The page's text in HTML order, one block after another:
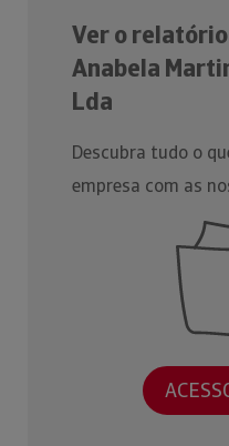
Ver o
Anabela
Lda
Descubra tudo o
empresa com as